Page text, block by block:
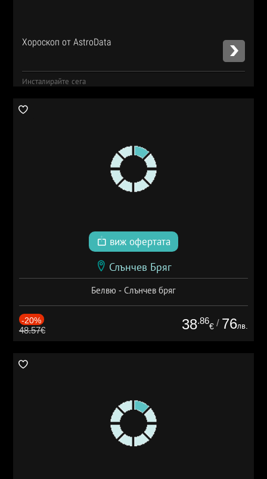
Хороскоп от AstroData
Инсталирайте сега
виж офертата
Слънчев Бряг
Белвю - Слънчев бряг
-20%
48.57€ 38.86
€ / 76лв.